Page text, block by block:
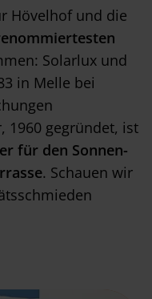
Hövelhof und die
Solarlux und
in Melle bei
1960 gegründet, ist
für den Sonnen-
. Schauen wir